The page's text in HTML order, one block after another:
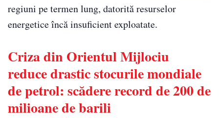
regiuni pe termen lung, datorită resurselor
energetice încă insuficient exploatate.
Criza din Orientul Mijlociu
reduce drastic stocurile mondiale
de petrol: scădere record de 200 de
milioane de barili